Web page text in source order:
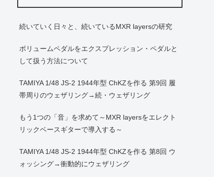
続いていく日々と、続いているMXR layersの研究
ボリュームペダルをエクスプレッション・ペダルと
して扱う方法について
TAMIYA 1/48 JS-2 1944年型 ChKZを作る 第9回 履
帯周りのウェザリング→続・ウェザリング
もう1つの「音」を求めて～MXR layersをエレクト
リックベースギターで導入する～
TAMIYA 1/48 JS-2 1944年型 ChKZを作る 第8回 ウ
ォッシング→衝動的にウェザリング